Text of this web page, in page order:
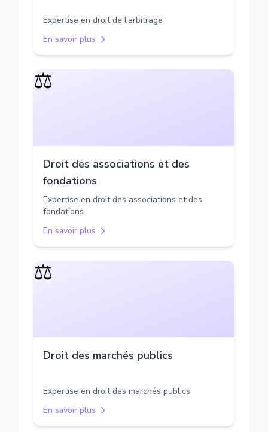
Expertise en droit de l’arbitrage
En savoir plus
⚖️
Droit des associations et des
fondations
Expertise en droit des associations et des
fondations
En savoir plus
⚖️
Droit des marchés publics
Expertise en droit des marchés publics
En savoir plus